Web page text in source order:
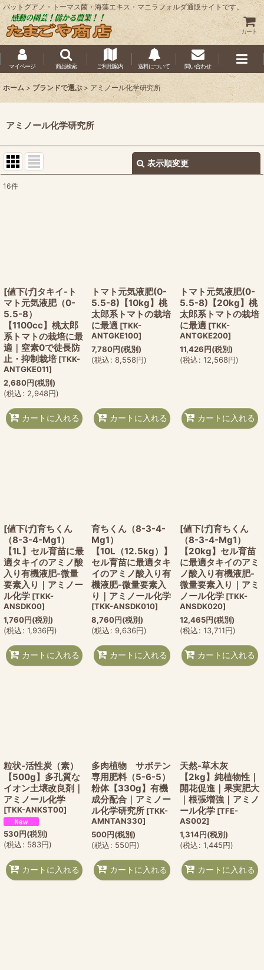
バットグアノ・トーマス菌・海藻エキス・マニラフォルダ通販サイトです。
カート
マイページ 商品検索 ご利用案内 送料について 問い合わせ
ホーム > ブランドで選ぶ > アミノール化学研究所
アミノール化学研究所
表示順変更
16件
[値下げ]タキイ-ト
マト元気液肥（0-
5.5-8）
【1100cc】桃太郎
系トマトの栽培に最
適｜窒素0で徒長防
止・抑制栽培 [TKK-
ANTGKE011]
2,680円(税別)
(税込: 2,948円)
カートに入れる
トマト元気液肥(0-
5.5-8)【10kg】桃
太郎系トマトの栽培
に最適 [TKK-
ANTGKE100]
7,780円(税別)
(税込: 8,558円)
カートに入れる
トマト元気液肥(0-
5.5-8)【20kg】桃
太郎系トマトの栽培
に最適 [TKK-
ANTGKE200]
11,426円(税別)
(税込: 12,568円)
カートに入れる
[値下げ]育ちくん
（8-3-4-Mg1）
【1L】セル育苗に最
適タキイのアミノ酸
入り有機液肥-微量
要素入り｜アミノー
ル化学 [TKK-
ANSDK00]
1,760円(税別)
(税込: 1,936円)
カートに入れる
育ちくん（8-3-4-
Mg1）
【10L（12.5kg）】
セル育苗に最適タキ
イのアミノ酸入り有
機液肥-微量要素入
り｜アミノール化学
[TKK-ANSDK010]
8,760円(税別)
(税込: 9,636円)
カートに入れる
[値下げ]育ちくん
（8-3-4-Mg1）
【20kg】セル育苗
に最適タキイのアミ
ノ酸入り有機液肥-
微量要素入り｜アミ
ノール化学 [TKK-
ANSDK020]
12,465円(税別)
(税込: 13,711円)
カートに入れる
粒状-活性炭（素）
【500g】多孔質な
イオン土壌改良剤｜
アミノール化学
[TKK-ANKST00]
530円(税別)
(税込: 583円)
カートに入れる
多肉植物 サボテン
専用肥料（5-6-5）
粉体【330g】有機
成分配合｜アミノー
ル化学研究所 [TKK-
AMNTAN330]
500円(税別)
(税込: 550円)
カートに入れる
天然-草木灰
【2kg】純植物性｜
開花促進｜果実肥大
｜根張増強｜アミノ
ール化学 [TFE-
AS002]
1,314円(税別)
(税込: 1,445円)
カートに入れる